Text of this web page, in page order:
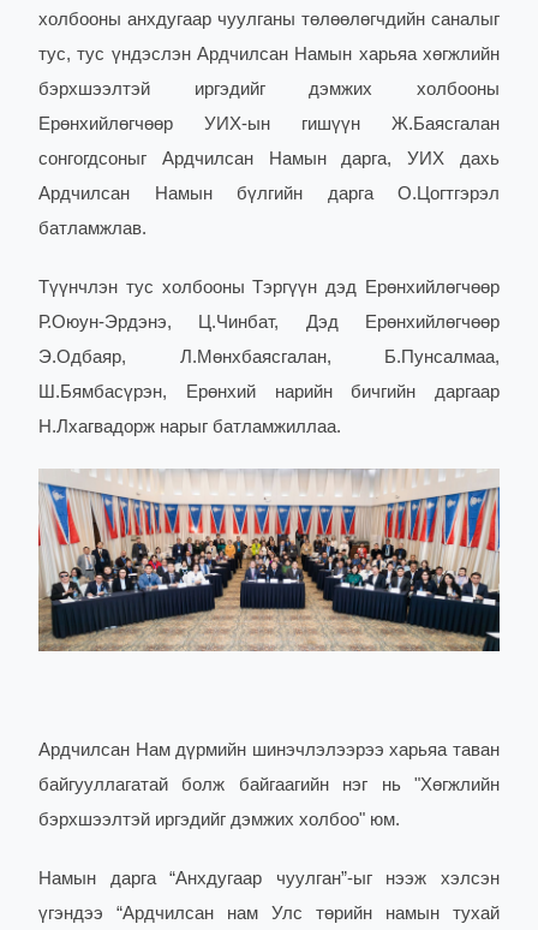
холбооны анхдугаар чуулганы төлөөлөгчдийн саналыг
тус, тус үндэслэн Ардчилсан Намын харьяа хөгжлийн
бэрхшээлтэй иргэдийг дэмжих холбооны
Ерөнхийлөгчөөр УИХ-ын гишүүн Ж.Баясгалан
сонгогдсоныг Ардчилсан Намын дарга, УИХ дахь
Ардчилсан Намын бүлгийн дарга О.Цогтгэрэл
батламжлав.
Түүнчлэн тус холбооны Тэргүүн дэд Ерөнхийлөгчөөр
Р.Оюун-Эрдэнэ, Ц.Чинбат, Дэд Ерөнхийлөгчөөр
Э.Одбаяр, Л.Мөнхбаясгалан, Б.Пунсалмаа,
Ш.Бямбасүрэн, Ерөнхий нарийн бичгийн даргаар
Н.Лхагвадорж нарыг батламжиллаа.
Ардчилсан Нам дүрмийн шинэчлэлээрээ харьяа таван
байгууллагатай болж байгаагийн нэг нь "Хөгжлийн
бэрхшээлтэй иргэдийг дэмжих холбоо" юм.
Намын дарга “Анхдугаар чуулган”-ыг нээж хэлсэн
үгэндээ “Ардчилсан нам Улс төрийн намын тухай